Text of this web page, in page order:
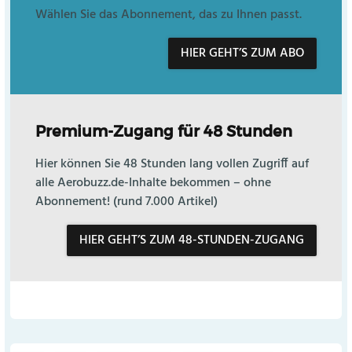
Wählen Sie das Abonnement, das zu Ihnen passt.
HIER GEHT’S ZUM ABO
Premium-Zugang für 48 Stunden
Hier können Sie 48 Stunden lang vollen Zugriff auf
alle Aerobuzz.de-Inhalte bekommen – ohne
Abonnement! (rund 7.000 Artikel)
HIER GEHT’S ZUM 48-STUNDEN-ZUGANG